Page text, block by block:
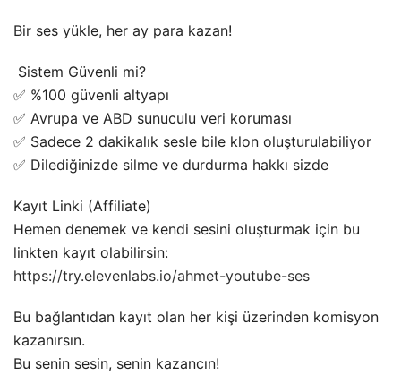
Bir ses yükle, her ay para kazan!
️ Sistem Güvenli mi?
✅ %100 güvenli altyapı
✅ Avrupa ve ABD sunuculu veri koruması
✅ Sadece 2 dakikalık sesle bile klon oluşturulabiliyor
✅ Dilediğinizde silme ve durdurma hakkı sizde
Kayıt Linki (Affiliate)
Hemen denemek ve kendi sesini oluşturmak için bu
linkten kayıt olabilirsin:
https://try.elevenlabs.io/ahmet-youtube-ses
Bu bağlantıdan kayıt olan her kişi üzerinden komisyon
kazanırsın.
Bu senin sesin, senin kazancın!